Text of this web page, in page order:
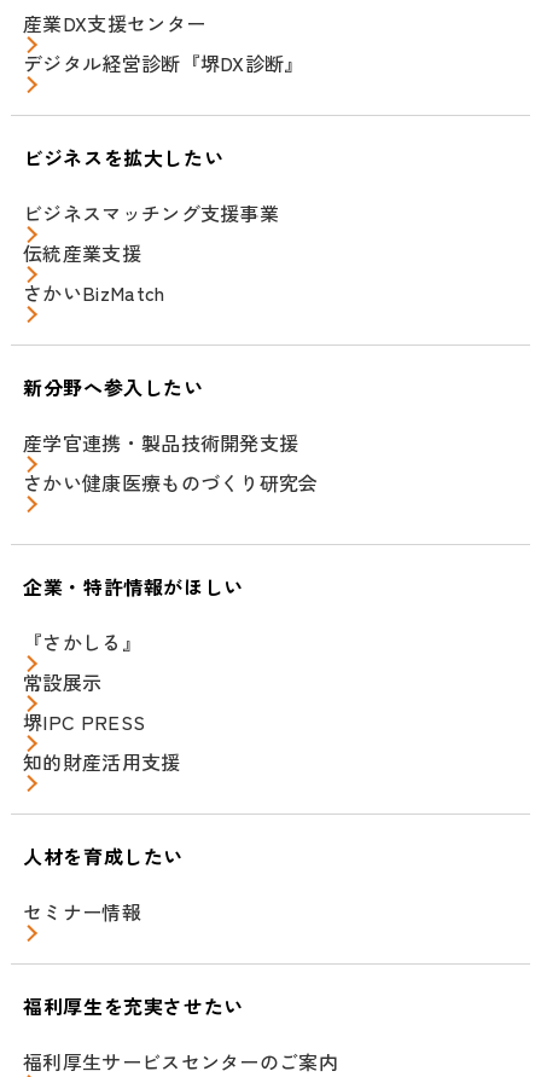
産業DX支援センター
デジタル経営診断『堺DX診断』
ビジネスを拡大したい
ビジネスマッチング支援事業
伝統産業支援
さかいBizMatch
新分野へ参入したい
産学官連携・製品技術開発支援
さかい健康医療ものづくり研究会
企業・特許情報がほしい
『さかしる』
常設展示
堺IPC PRESS
知的財産活用支援
人材を育成したい
セミナー情報
福利厚生を充実させたい
福利厚生サービスセンターのご案内